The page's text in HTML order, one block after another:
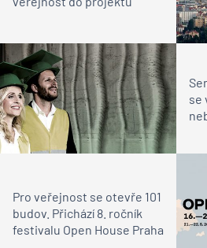
se
Pro veřejnost se otevře 101
budov. Přichází 8. ročník
festivalu Open House Praha